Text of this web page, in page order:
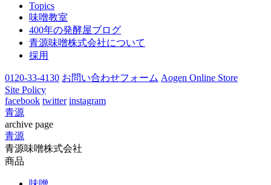
Topics
味噌教室
400年の発酵屋ブログ
青源味噌株式会社について
採用
0120-33-4130 お問い合わせフォーム Aogen Online Store
Site Policy
facebook twitter instagram
青源
archive page
青源
青源味噌株式会社
商品